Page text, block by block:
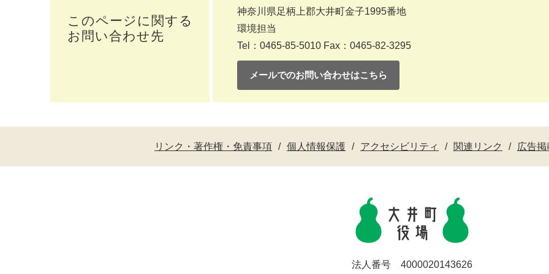
このページに関する
お問い合わせ先
神奈川県足柄上郡大井町金子1995番地
環境担当
Tel：0465-85-5010 Fax：0465-82-3295
メールでのお問い合わせはこちら
リンク・著作権・免責事項 個人情報保護 アクセシビリティ 関連リンク 広告
法人番号 4000020143626